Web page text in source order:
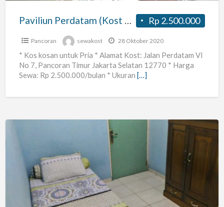
Rp 2.500.000
Paviliun Perdatam (Kost Penuh)
Pancoran sewakost 28 Oktober 2020
* Kos kosan untuk Pria * Alamat Kost: Jalan Perdatam VI
No 7, Pancoran Timur Jakarta Selatan 12770 * Harga
Sewa: Rp 2.500.000/bulan * Ukuran […]
Pancoran29